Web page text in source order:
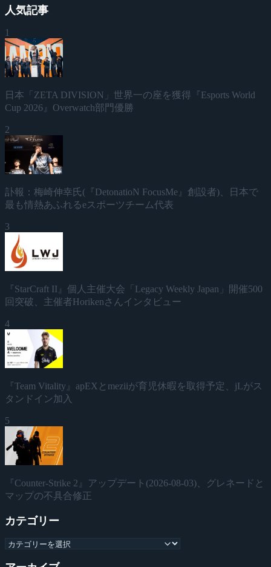
人気記事
1
日本「ZETA DIVISION」世界一の座を獲得『Esports World
Cup 2026』Overwatch部門優勝
2
訃報：梅崎伸幸氏(『DetonatioN FocusMe』創設者)、日本で
最も情熱あふれるeスポーツチーム代表
3
『StarCraft II』個人主催大会「Legacy Weekly Japan」開催500
回突破、主催者Horikenさんインタビュー
4
『Team Vitality』apEXとmeziiが育児休暇を取得予定、jLがス
タンドイン加入
5
『Counter-Strike 2』アップデート(2026-08-03)、グレネードと
マップの不具合修正
カテゴリー